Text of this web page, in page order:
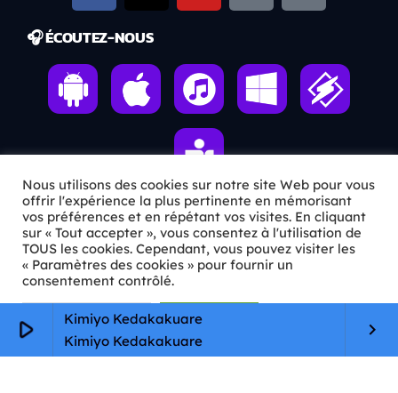
play_arrow
Kimiyo Kedakakuare
Kimiyo Kedakakuare
keyboard_arrow_right
🎧 ÉCOUTEZ-NOUS
ℹ️ INFOS PRATIQUES
✉️Contact
🦊Qui sommes-nous ?
📄
Mentions légales
Nous utilisons des cookies sur notre site Web pour vous
offrir l'expérience la plus pertinente en mémorisant
vos préférences et en répétant vos visites. En cliquant
sur « Tout accepter », vous consentez à l'utilisation de
TOUS les cookies. Cependant, vous pouvez visiter les
« Paramètres des cookies » pour fournir un
consentement contrôlé.
Paramètres Cookie Tout accepter